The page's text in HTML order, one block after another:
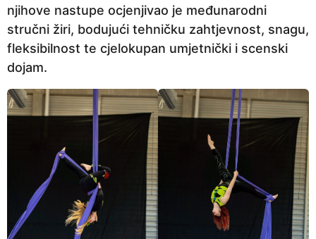
a
p
r
i
j
e
njihove nastupe ocjenjivao je međunarodni
stručni žiri, bodujući tehničku zahtjevnost, snagu,
fleksibilnost te cjelokupan umjetnički i scenski
dojam.